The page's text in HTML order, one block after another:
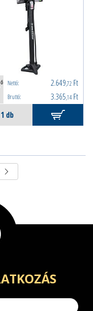
Nettó: 2.649,72 Ft
Bruttó: 3.365,14 Ft